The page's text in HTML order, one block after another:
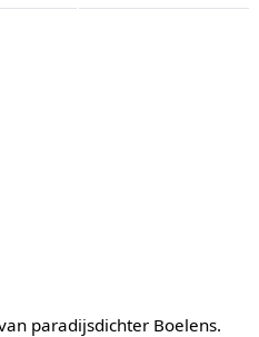
paradijsdichter Boelens.